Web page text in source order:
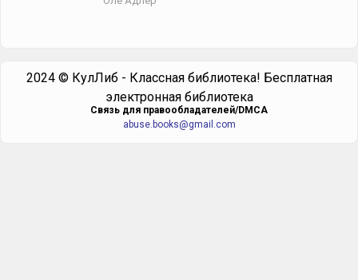
2024 © КулЛиб - Классная библиотека! Бесплатная
электронная библиотека
Cвязь для правообладателей/DMCA
abuse.books@gmail.com